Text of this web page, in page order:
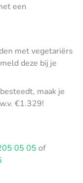
een
met vegetariërs
deze bij je
maak je
€1.329!
05 05 of